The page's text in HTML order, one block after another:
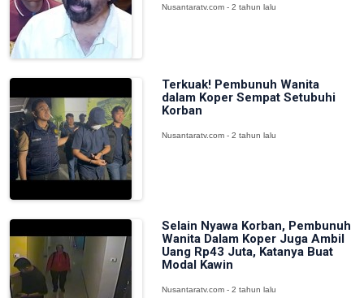
Nusantaratv.com - 2 tahun lalu
Terkuak! Pembunuh Wanita
dalam Koper Sempat Setubuhi
Korban
Nusantaratv.com - 2 tahun lalu
Selain Nyawa Korban, Pembunuh
Wanita Dalam Koper Juga Ambil
Uang Rp43 Juta, Katanya Buat
Modal Kawin
Nusantaratv.com - 2 tahun lalu